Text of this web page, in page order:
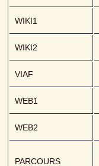
WIKI1
WIKI2
VIAF
WEB1
WEB2
PARCOURS